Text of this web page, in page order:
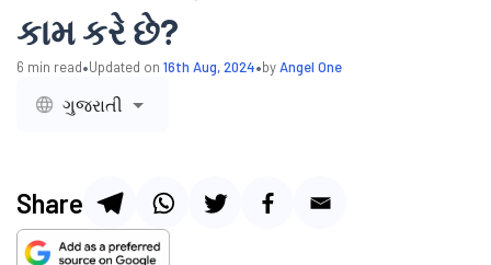
કામ કરે છે?
6 min read•Updated on 16th Aug, 2024•byAngel One
ગુજરાતી
Share